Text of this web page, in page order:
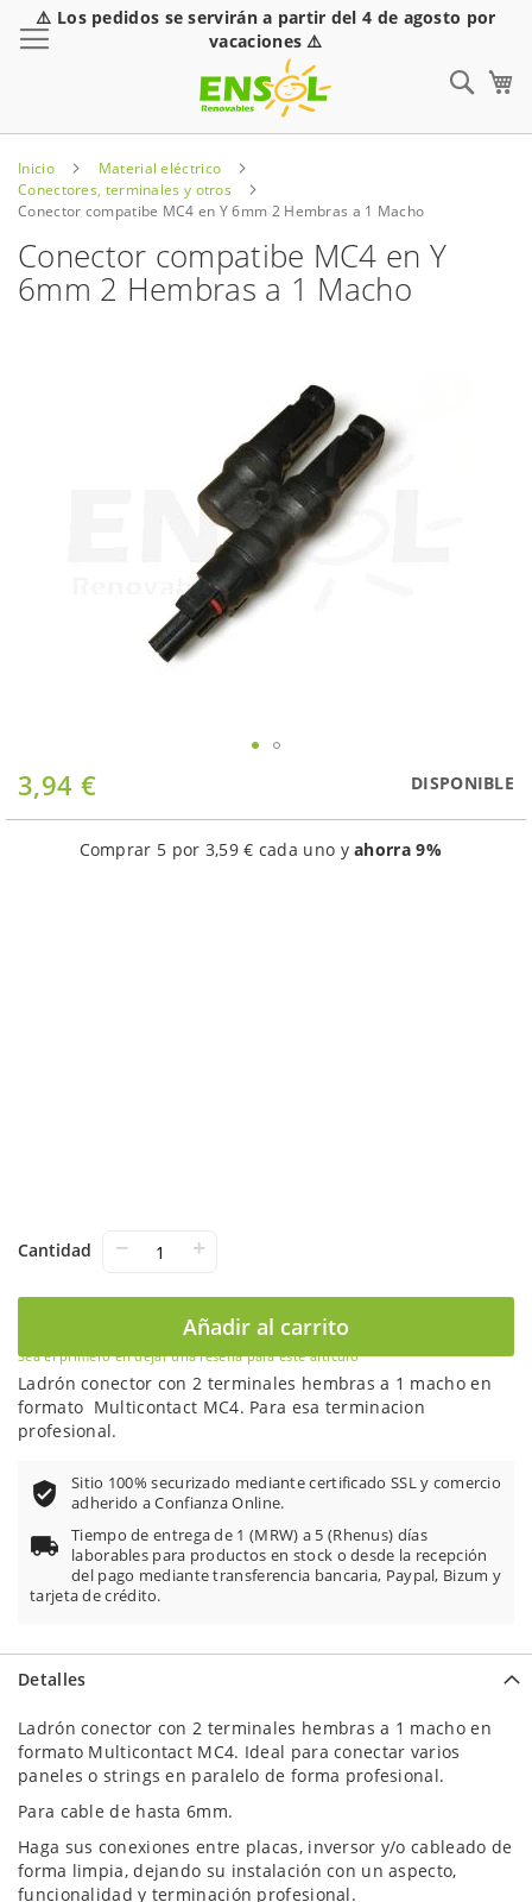
⚠️ Los pedidos se servirán a partir del 4 de agosto por
vacaciones ⚠️
Inicio
Material eléctrico
Conectores, terminales y otros
Conector compatibe MC4 en Y 6mm 2 Hembras a 1 Macho
Conector compatibe MC4 en Y
6mm 2 Hembras a 1 Macho
3,94 € DISPONIBLE
Comprar 5 por 3,59 € cada uno yahorra9%
Cantidad − +
Añadir al carrito
Saltar
al
comienzo
Sea el primero en dejar una reseña para este artículo
Ladrón conector con 2 terminales hembras a 1 macho en
formato Multicontact MC4. Para esa terminacion
profesional.
Sitio 100% securizado mediante certificado SSL y comercio
adherido a Confianza Online.
Tiempo de entrega de 1 (MRW) a 5 (Rhenus) días
laborables para productos en stock o desde la recepción
del pago mediante transferencia bancaria, Paypal, Bizum y
tarjeta de crédito.
Detalles
Ladrón conector con 2 terminales hembras a 1 macho en
formato Multicontact MC4. Ideal para conectar varios
paneles o strings en paralelo de forma profesional.
Para cable de hasta 6mm.
Haga sus conexiones entre placas, inversor y/o cableado de
forma limpia, dejando su instalación con un aspecto,
funcionalidad y terminación profesional.